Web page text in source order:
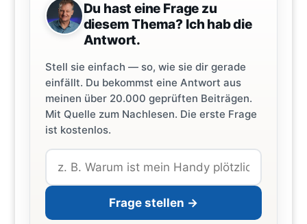
Du hast eine Frage zu
diesem Thema? Ich hab die
Antwort.
Stell sie einfach — so, wie sie dir gerade
einfällt. Du bekommst eine Antwort aus
meinen über 20.000 geprüften Beiträgen.
Mit Quelle zum Nachlesen. Die erste Frage
ist kostenlos.
Frage stellen →